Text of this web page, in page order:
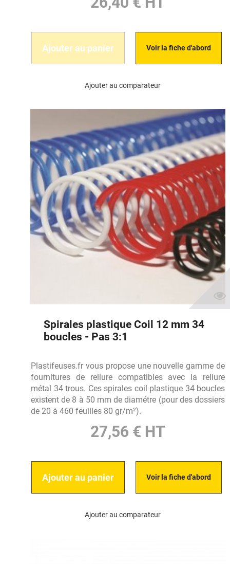
Ajouter au panier Voir la fiche d'abord
Ajouter au comparateur
Spirales plastique Coil 12 mm 34
boucles - Pas 3:1
Plastifeuses.fr vous propose une nouvelle gamme de
fournitures de reliure compatibles avec la reliure
métal 34 trous. Ces spirales coil plastique 34 boucles
existent de 8 à 50 mm de diamétre (pour des dossiers
de 20 à 460 feuilles 80 gr/m²).
27,56 € HT
Ajouter au panier Voir la fiche d'abord
Ajouter au comparateur